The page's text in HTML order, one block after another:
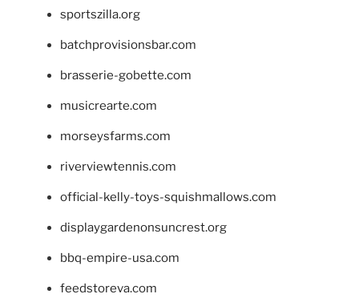
sportszilla.org
batchprovisionsbar.com
brasserie-gobette.com
musicrearte.com
morseysfarms.com
riverviewtennis.com
official-kelly-toys-squishmallows.com
displaygardenonsuncrest.org
bbq-empire-usa.com
feedstoreva.com